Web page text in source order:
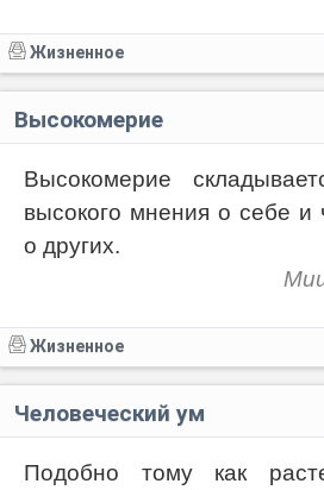
Жизненное
Высокомерие
Высокомерие
высокого мнения о себе и
о других.
Жизненное
Человеческий ум
Подобно тому как